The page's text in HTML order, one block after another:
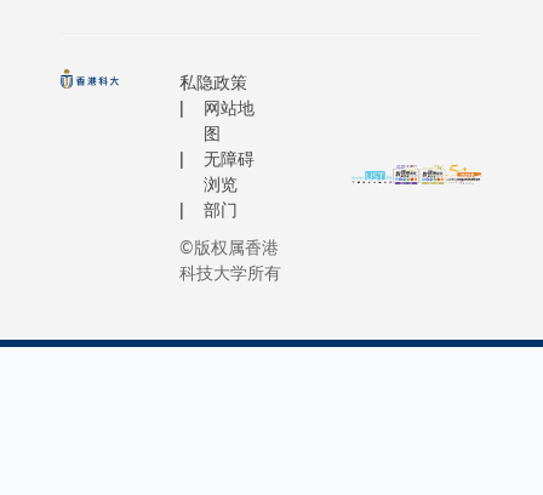
私隐政策
网站地
图
无障碍
浏览
部门
©版权属香港
科技大学所有